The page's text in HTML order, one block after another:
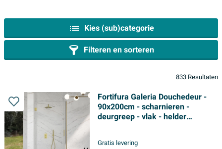
Kies (sub)categorie
Filteren en sorteren
833 Resultaten
Fortifura Galeria Douchedeur -
90x200cm - scharnieren -
deurgreep - vlak - helder
Gratis levering